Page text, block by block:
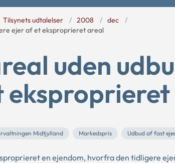
Tilsynets udtalelser 2008
dec
ejer af et eksproprieret areal
uden
Midtjylland Markedspris Udbud af fast
en ejendom, hvorfra den tidligere